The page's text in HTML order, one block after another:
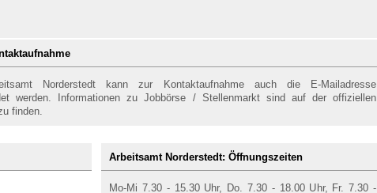
Norderstedt kann zur Kontaktaufnahme auch die E-Mailadresse
werden. Informationen zu Jobbörse / Stellenmarkt sind auf der offiziellen
finden.
Arbeitsamt Norderstedt: Öffnungszeiten
Mo-Mi 7.30 - 15.30 Uhr, Do. 7.30 - 18.00 Uhr, Fr. 7.30 -